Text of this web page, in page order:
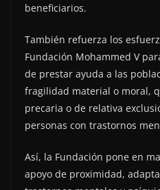
beneficiarios.
También refuerza los
Fundación Mohammed V
de prestar ayuda a las
fragilidad material o moral,
precaria o de relativa
personas con trastornos
Así, la Fundación pone en
apoyo de proximidad,